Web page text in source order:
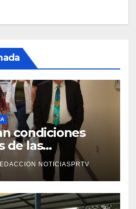
condiciones
de las
Departamento
Mayagüez
NOTICIASPRTV